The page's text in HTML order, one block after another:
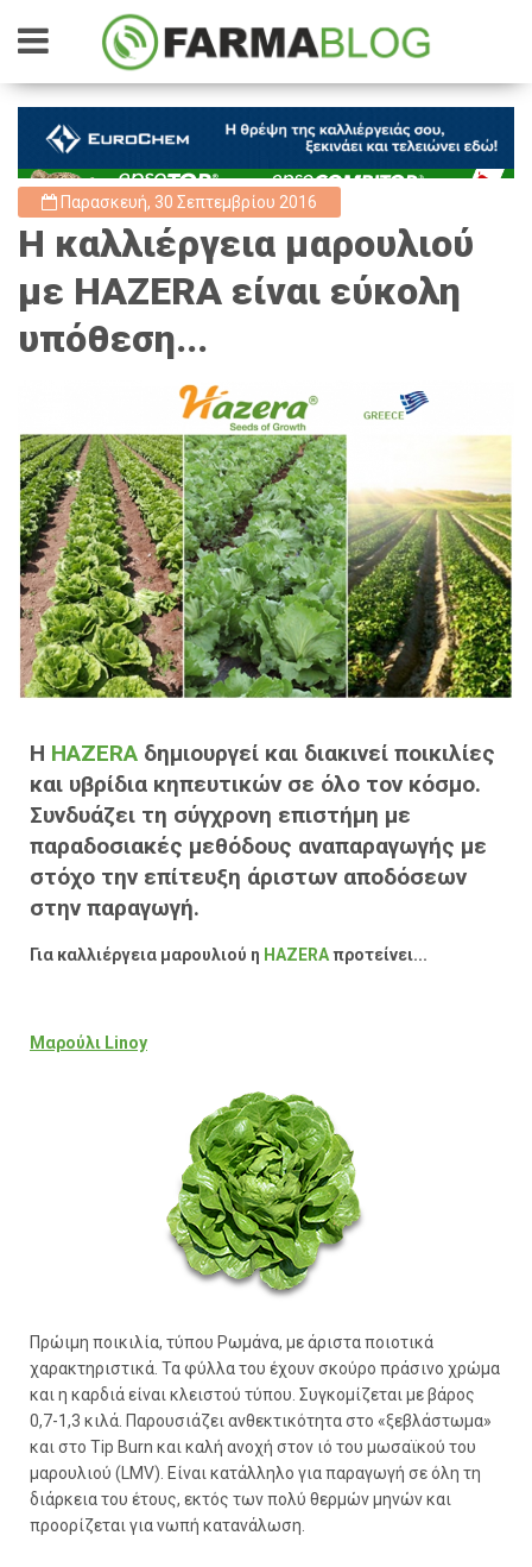
Παρασκευή, 30 Σεπτεμβρίου 2016
Η καλλιέργεια μαρουλιού
με HAZERA είναι εύκολη
υπόθεση...
Η HAZERA δημιουργεί και διακινεί ποικιλίες
και υβρίδια κηπευτικών σε όλο τον κόσμο.
Συνδυάζει τη σύγχρονη επιστήμη με
παραδοσιακές μεθόδους αναπαραγωγής με
στόχο την επίτευξη άριστων αποδόσεων
στην παραγωγή.
Για καλλιέργεια μαρουλιού η HAZERAπροτείνει...
Μαρούλι Linoy
Πρώιμη ποικιλία, τύπου Ρωμάνα, με άριστα ποιοτικά
χαρακτηριστικά. Τα φύλλα του έχουν σκούρο πράσινο χρώμα
και η καρδιά είναι κλειστού τύπου. Συγκομίζεται με βάρος
0,7-1,3 κιλά. Παρουσιάζει ανθεκτικότητα στο «ξεβλάστωμα»
και στο Tip Burn και καλή ανοχή στον ιό του μωσαϊκού του
μαρουλιού (LMV). Είναι κατάλληλο για παραγωγή σε όλη τη
διάρκεια του έτους, εκτός των πολύ θερμών μηνών και
προορίζεται για νωπή κατανάλωση.